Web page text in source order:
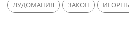
ЛУДОМАНИЯ ЗАКОН